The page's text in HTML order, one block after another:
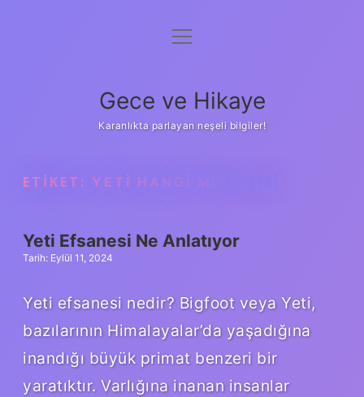
Anasayfa
Yasal Uyarı
menüyü
Gece ve Hikaye
Karanlıkta parlayan neşeli bilgiler!
ETIKET: YETI HANGI MITOLOJI
Yeti Efsanesi Ne Anlatıyor
Tarih: Eylül 11, 2024
Yeti efsanesi nedir? Bigfoot veya Yeti,
bazılarının Himalayalar’da yaşadığına
inandığı büyük primat benzeri bir
yaratıktır. Varlığına inanan insanlar